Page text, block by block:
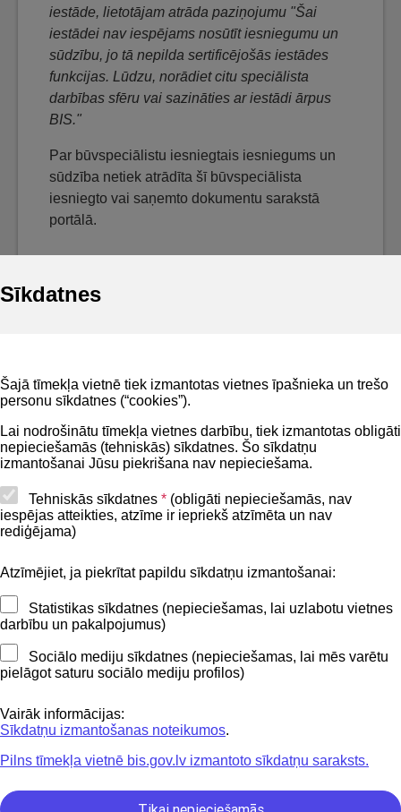
Sīkdatnes
Šajā tīmekļa vietnē tiek izmantotas vietnes īpašnieka un trešo
personu sīkdatnes (“cookies”).
Lai nodrošinātu tīmekļa vietnes darbību, tiek izmantotas obligāti
nepieciešamās (tehniskās) sīkdatnes. Šo sīkdatņu
izmantošanai Jūsu piekrišana nav nepieciešama.
Tehniskās sīkdatnes * (obligāti nepieciešamās, nav
iespējas atteikties, atzīme ir iepriekš atzīmēta un nav
rediģējama)
Atzīmējiet, ja piekrītat papildu sīkdatņu izmantošanai:
Statistikas sīkdatnes (nepieciešamas, lai uzlabotu vietnes
darbību un pakalpojumus)
Sociālo mediju sīkdatnes (nepieciešamas, lai mēs varētu
pielāgot saturu sociālo mediju profilos)
Vairāk informācijas:
Sīkdatņu izmantošanas noteikumos.
Pilns tīmekļa vietnē bis.gov.lv izmantoto sīkdatņu saraksts.
iestāde, lietotājam atrāda paziņojumu "Šai
iestādei nav iespējams nosūtīt iesniegumu un
sūdzību, jo tā nepilda sertificējošās iestādes
funkcijas. Lūdzu, norādiet citu speciālista
darbības sfēru vai sazināties ar iestādi ārpus
BIS."
Par būvspeciālistu iesniegtais iesniegums un
sūdzība netiek atrādīta šī būvspeciālista
iesniegto vai saņemto dokumentu sarakstā
portālā.
Privātuma politika
Lapas karte
Piekļūstamības paziņojums
Kontakti
BIS atbalsta dienesta tālrunis:
Sekojiet mums
Lejupielādejiet